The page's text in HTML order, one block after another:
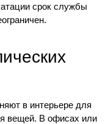
срок службы
в интерьере для
вещей. В офисах или